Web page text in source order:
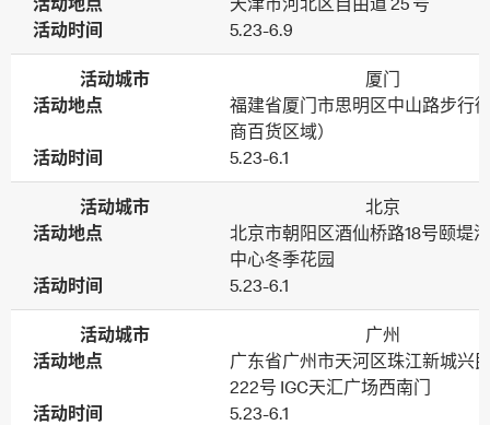
活动时间
5.23-6.9
活动城市
厦门
活动地点
福建省厦门市思明区中山路步行
商百货区域）
活动时间
5.23-6.1
活动城市
北京
活动地点
北京市朝阳区酒仙桥路18号颐堤
中心冬季花园
活动时间
5.23-6.1
活动城市
广州
活动地点
广东省广州市天河区珠江新城兴
222号 IGC天汇广场西南门‌‌‌
活动时间
5.23-6.1